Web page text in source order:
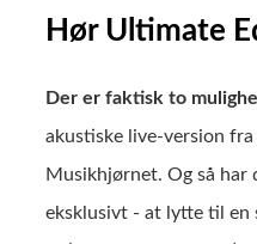
Hør Ultimate
Der er faktisk to
akustiske live-version fra
Musikhjørnet. Og så
eksklusivt - at lytte til en